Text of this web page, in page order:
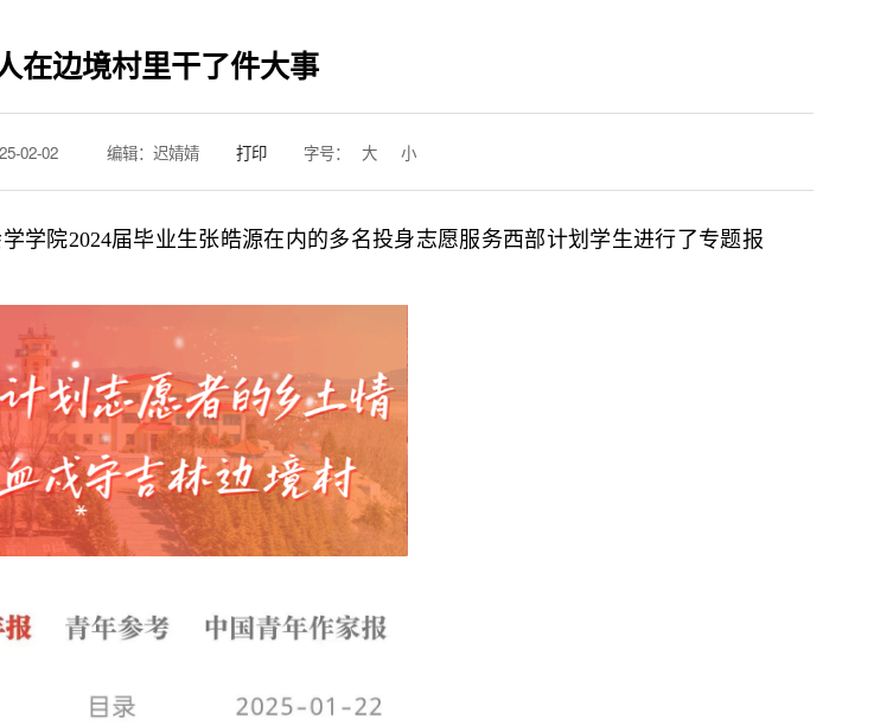
在边境村里干了件大事
02-02 编辑：迟婧婧 打印 字号： 大 小
学院2024届毕业生张皓源在内的多名投身志愿服务西部计划学生进行了专题报